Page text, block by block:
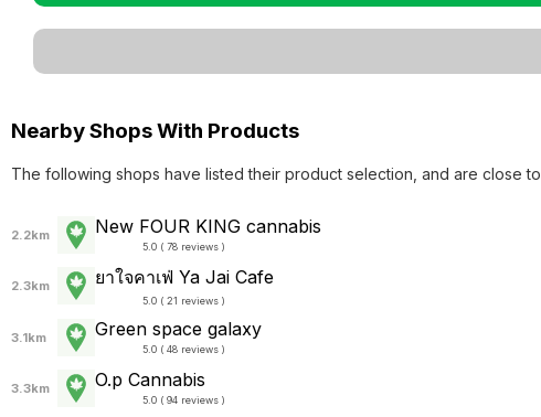
Nearby Shops With Products
The following shops have listed their product selection, and are close to
2.2km New FOUR KING cannabis
5.0 ( 78 reviews )
2.3km ยาใจคาเฟ่ Ya Jai Cafe
5.0 ( 21 reviews )
3.1km Green space galaxy
5.0 ( 48 reviews )
3.3km O.p Cannabis
5.0 ( 94 reviews )